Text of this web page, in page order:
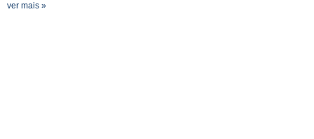
ver mais »